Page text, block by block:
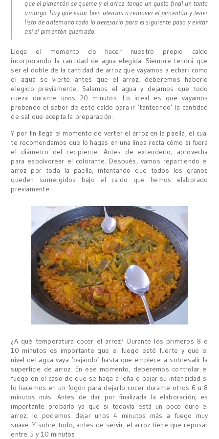
que el pimentón se queme y el arroz tenga un gusto final un tanto
amargo. Hay que estar bien atentos a remover el pimentón y tener
listo de antemano todo lo necesario para el siguiente paso y evitar
así el pimentón quemado.
Llega el momento de hacer nuestro propio caldo
incorporando la cantidad de agua elegida. Siempre tendrá que
ser el doble de la cantidad de arroz que vayamos a echar; como
el agua se vierte antes que el arroz, deberemos haberlo
elegido previamente. Salamos el agua y dejamos que todo
cueza durante unos 20 minutos. Lo ideal es que vayamos
probando el sabor de este caldo para ir ‘tanteando’ la cantidad
de sal que acepta la preparación.
Y por fin llega el momento de verter el arroz en la paella, el cual
te recomendamos que lo hagas en una línea recta cómo si fuera
el diámetro del recipiente. Antes de extenderlo, aprovecha
para espolvorear el colorante. Después, vamos repartiendo el
arroz por toda la paella, intentando que todos los granos
queden sumergidos bajo el caldo que hemos elaborado
previamente.
¿A qué temperatura cocer el arroz? Durante los primeros 8 o
10 minutos es importante que el fuego esté fuerte y que el
nivel del agua vaya ‘bajando’ hasta que empiece a sobresalir la
superficie de arroz. En ese momento, deberemos controlar el
fuego en el caso de que se haga a leña o bajar su intensidad si
lo hacemos en un fogón para dejarlo cocer durante otros 6 u 8
minutos más. Antes de dar por finalizada la elaboración, es
importante probarlo ya que si todavía está un poco duro el
arroz, lo podemos dejar unos 4 minutos más a fuego muy
suave. Y sobre todo, antes de servir, el arroz tiene que reposar
entre 5 y 10 minutos.